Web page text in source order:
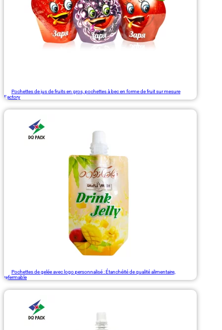
Pochettes de jus de fruits en gros, pochettes à bec en forme de fruit sur mesure
Factory
Pochettes de gelée avec logo personnalisé : Étanchéité de qualité alimentaire,
refermable